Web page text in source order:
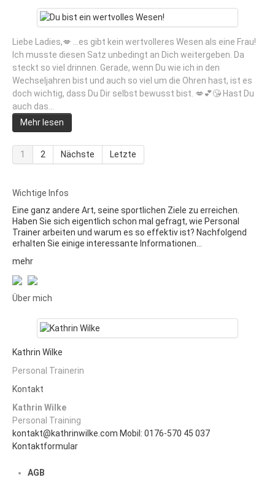
Liebe Ladies,💋 …es gibt kein wertvolleres Wesen als eine Frau!
Ich musste diesen Satz unbedingt an Dich weitergeben. Da
steckt so viel drinnen. Gerade, wenn Du wie ich in den
Wechseljahren bist und auch so viel um die Ohren hast, ist es
doch wichtig, dass Du Dir selbst bewusst bist. 💋💕😘 Hast Du
auch das…
Mehr lesen
1 2 Nächste Letzte
Wichtige Infos
Eine ganz andere Art, seine sportlichen Ziele zu erreichen.
Haben Sie sich eigentlich schon mal gefragt, wie Personal
Trainer arbeiten und warum es so effektiv ist? Nachfolgend
erhalten Sie einige interessante Informationen…
mehr
Über mich
Kathrin Wilke
Personal Trainerin
Kontakt
Kathrin Wilke
Personal Training
kontakt@kathrinwilke.com Mobil: 0176-570 45 037
Kontaktformular
AGB